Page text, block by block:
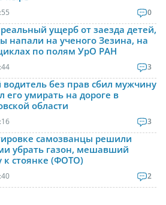
0
ущерб от заезда детей,
напали на ученого Зезина, на
по полям УрО РАН
3
без прав сбил мужчину
его умирать на дороге в
области
3
самозванцы решили
убрать газон, мешавший
к стоянке (ФОТО)
2